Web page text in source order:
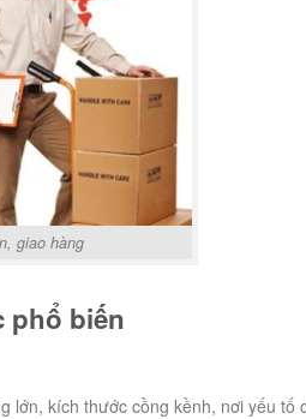
giao hàng
phổ biến
lớn, kích thước cồng kềnh, nơi yếu tố